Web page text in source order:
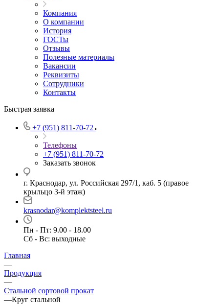
Компания
О компании
История
ГОСТы
Отзывы
Полезные материалы
Вакансии
Реквизиты
Сотрудники
Контакты
Быстрая заявка
+7 (951) 811-70-72
Телефоны
+7 (951) 811-70-72
Заказать звонок
г. Краснодар, ул. Российская 297/1, каб. 5 (правое
крыльцо 3-й этаж)
krasnodar@komplektsteel.ru
Пн - Пт: 9.00 - 18.00
Сб - Вс: выходные
Главная
—
Продукция
—
Стальной сортовой прокат
—Круг стальной